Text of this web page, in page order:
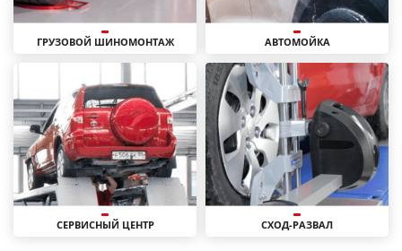
ГРУЗОВОЙ ШИНОМОНТАЖ АВТОМОЙКА
СЕРВИСНЫЙ ЦЕНТР СХОД-РАЗВАЛ